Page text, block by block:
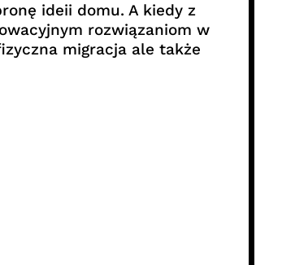
ideii domu. A kiedy z
rozwiązaniom w
migracja ale także